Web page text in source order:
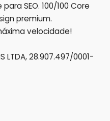
SEO. 100/100 Core
premium.
velocidade!
LTDA, 28.907.497/0001-